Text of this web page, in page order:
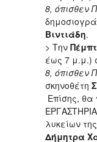
8, όπισθεν
Βιντιάδη.
> Την
έως 7 μ.μ.)
8, όπισθεν
σκηνοθέτη
Επίσης,
λυκείων
Δήμητρα